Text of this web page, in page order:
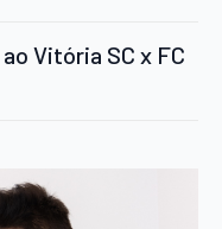
Vitória SC x FC